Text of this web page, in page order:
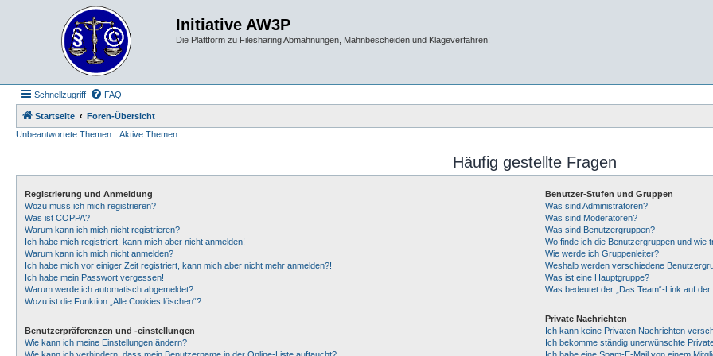
Initiative AW3P
Die Plattform zu Filesharing Abmahnungen, Mahnbescheiden und Klageverfahren!
Schnellzugriff FAQ
Startseite
Foren-Übersicht
Unbeantwortete Themen
Aktive Themen
Häufig gestellte Fragen
Registrierung und Anmeldung
Wozu muss ich mich registrieren?
Was ist COPPA?
Warum kann ich mich nicht registrieren?
Ich habe mich registriert, kann mich aber nicht anmelden!
Warum kann ich mich nicht anmelden?
Ich habe mich vor einiger Zeit registriert, kann mich aber nicht mehr anmelden?!
Ich habe mein Passwort vergessen!
Warum werde ich automatisch abgemeldet?
Wozu ist die Funktion „Alle Cookies löschen“?
Benutzerpräferenzen und -einstellungen
Wie kann ich meine Einstellungen ändern?
Benutzer-Stufen und Gruppen
Was sind Administratoren?
Was sind Moderatoren?
Was sind Benutzergruppen?
Wo finde ich die Benutzergruppen und wie
Wie werde ich Gruppenleiter?
Weshalb werden verschiedene
Was ist eine Hauptgruppe?
Was bedeutet der „Das Team“-Link auf
Private Nachrichten
Ich kann keine Privaten Nachrichten
Ich bekomme ständig unerwünschte